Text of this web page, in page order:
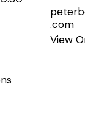
.com
View